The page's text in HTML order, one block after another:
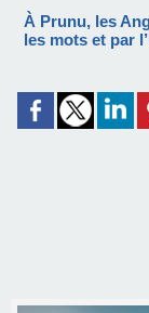
À Prunu, les
les mots et par